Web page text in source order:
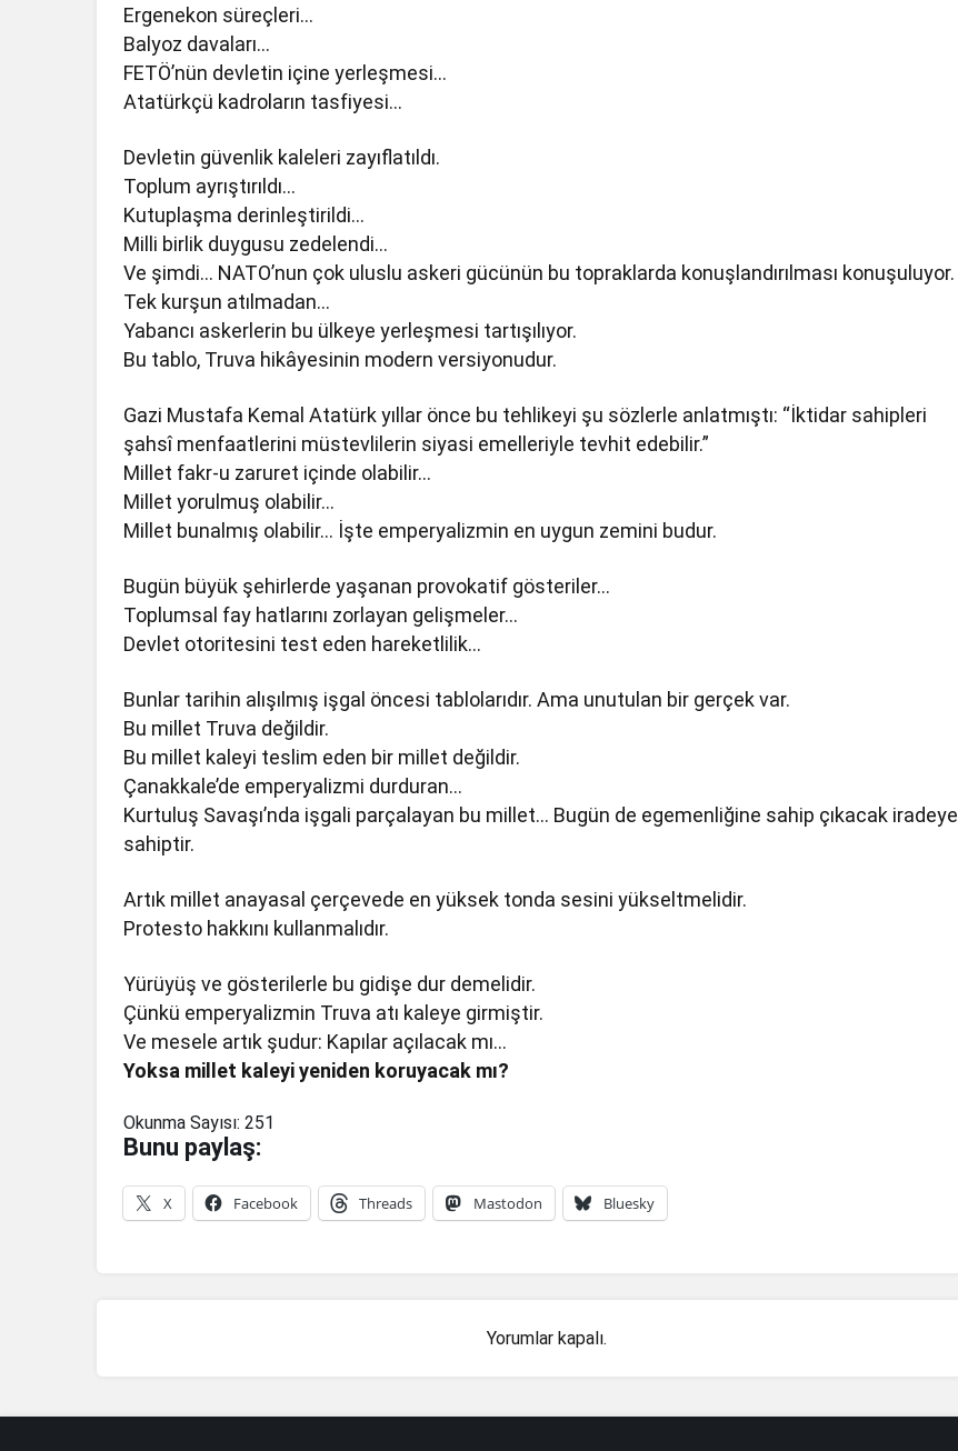
Ergenekon süreçleri…
Balyoz davaları…
FETÖ’nün devletin içine yerleşmesi…
Atatürkçü kadroların tasfiyesi…
Devletin güvenlik kaleleri zayıflatıldı.
Toplum ayrıştırıldı…
Kutuplaşma derinleştirildi…
Milli birlik duygusu zedelendi…
Ve şimdi… NATO’nun çok uluslu askeri gücünün bu topraklarda konuşlandırılması konuşuluyor.
Tek kurşun atılmadan…
Yabancı askerlerin bu ülkeye yerleşmesi tartışılıyor.
Bu tablo, Truva hikâyesinin modern versiyonudur.
Gazi Mustafa Kemal Atatürk yıllar önce bu tehlikeyi şu sözlerle anlatmıştı: “İktidar sahipleri
şahsî menfaatlerini müstevlilerin siyasi emelleriyle tevhit edebilir.”
Millet fakr-u zaruret içinde olabilir…
Millet yorulmuş olabilir…
Millet bunalmış olabilir… İşte emperyalizmin en uygun zemini budur.
Bugün büyük şehirlerde yaşanan provokatif gösteriler…
Toplumsal fay hatlarını zorlayan gelişmeler…
Devlet otoritesini test eden hareketlilik…
Bunlar tarihin alışılmış işgal öncesi tablolarıdır. Ama unutulan bir gerçek var.
Bu millet Truva değildir.
Bu millet kaleyi teslim eden bir millet değildir.
Çanakkale’de emperyalizmi durduran…
Kurtuluş Savaşı’nda işgali parçalayan bu millet… Bugün de egemenliğine sahip çıkacak iradeye
sahiptir.
Artık millet anayasal çerçevede en yüksek tonda sesini yükseltmelidir.
Protesto hakkını kullanmalıdır.
Yürüyüş ve gösterilerle bu gidişe dur demelidir.
Çünkü emperyalizmin Truva atı kaleye girmiştir.
Ve mesele artık şudur: Kapılar açılacak mı…
Yoksa millet kaleyi yeniden koruyacak mı?
Okunma Sayısı: 251
Bunu paylaş:
X Facebook Threads Mastodon Bluesky
Yorumlar kapalı.